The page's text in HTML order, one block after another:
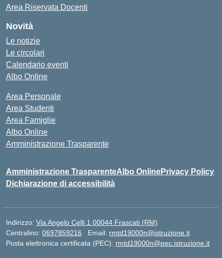
Area Riservata Docenti
Novità
Le notizie
Le circolari
Calendario eventi
Albo Online
Area Personale
Area Studenti
Area Famiglie
Albo Online
Amministrazione Trasparente
Amministrazione TrasparenteAlbo OnlinePrivacy Policy
Dichiarazione di accessibilità
Indirizzo: Via Angelo Celli 1 00044 Frascati (RM)
Centralino: 0697859216 Email: rmtd19000n@istruzione.it
Posta elettronica certificata (PEC): rmtd19000n@pec.istruzione.it